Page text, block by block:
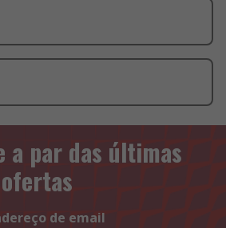
a par das últimas
de email